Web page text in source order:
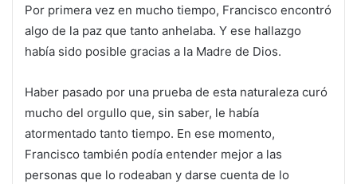
Por primera vez en mucho tiempo, Francisco encontró
algo de la paz que tanto anhelaba. Y ese hallazgo
había sido posible gracias a la Madre de Dios.
Haber pasado por una prueba de esta naturaleza curó
mucho del orgullo que, sin saber, le había
atormentado tanto tiempo. En ese momento,
Francisco también podía entender mejor a las
personas que lo rodeaban y darse cuenta de lo